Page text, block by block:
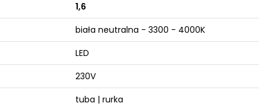
1,6
biała neutralna - 3300 - 4000K
LED
230V
tuba | rurka